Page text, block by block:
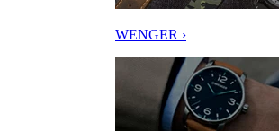
WENGER ›